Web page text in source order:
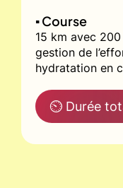
▪️ Course
15 km avec
gestion de
hydratation en
⏲ Durée